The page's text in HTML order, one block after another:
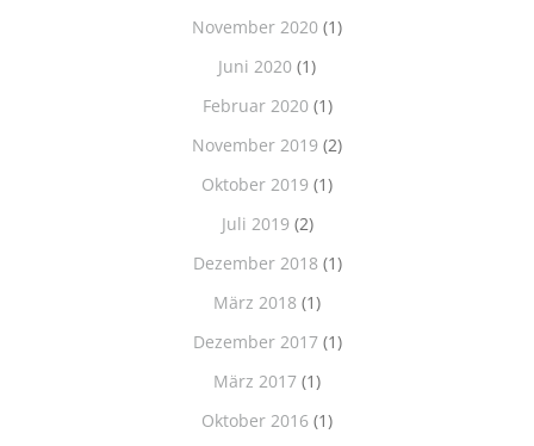
November 2020 (1)
Juni 2020 (1)
Februar 2020(1)
November 2019 (2)
Oktober 2019 (1)
Juli 2019 (2)
Dezember 2018 (1)
März 2018 (1)
Dezember 2017(1)
März 2017 (1)
Oktober 2016 (1)